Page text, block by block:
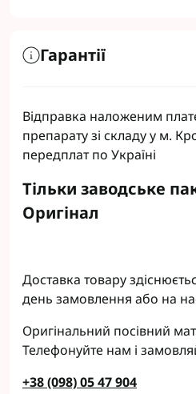
Гарантії
Відправка наложеним
препарату зі складу у м.
передплат по Україні
Тільки заводське
Оригінал
Доставка товару
день замовлення або на
Оригінальний посівний
Телефонуйте нам і
+38 (098) 05 47 904